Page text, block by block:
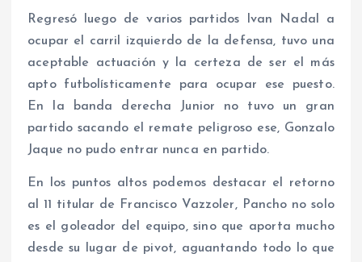
Regresó luego de varios partidos Ivan Nadal a
ocupar el carril izquierdo de la defensa, tuvo una
aceptable actuación y la certeza de ser el más
apto futbolísticamente para ocupar ese puesto.
En la banda derecha Junior no tuvo un gran
partido sacando el remate peligroso ese, Gonzalo
Jaque no pudo entrar nunca en partido.
En los puntos altos podemos destacar el retorno
al 11 titular de Francisco Vazzoler, Pancho no solo
es el goleador del equipo, sino que aporta mucho
desde su lugar de pivot, aguantando todo lo que